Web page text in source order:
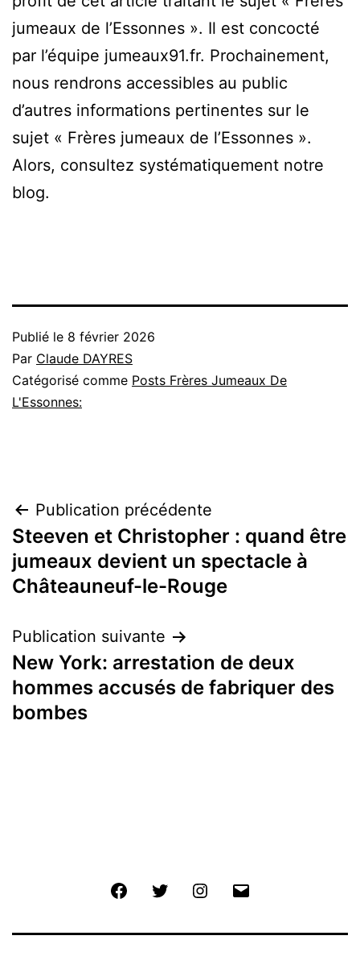
jumeaux de l’Essonnes ». Il est concocté
par l’équipe jumeaux91.fr. Prochainement,
nous rendrons accessibles au public
d’autres informations pertinentes sur le
sujet « Frères jumeaux de l’Essonnes ».
Alors, consultez systématiquement notre
blog.
Publié le 8 février 2026
Par Claude DAYRES
Catégorisé comme Posts Frères Jumeaux De
L'Essonnes:
Navigation
de
l’article
Publication précédente
Steeven et Christopher : quand être
jumeaux devient un spectacle à
Châteauneuf-le-Rouge
Publication suivante
New York: arrestation de deux
hommes accusés de fabriquer des
bombes
FacebookTwitter Instagram